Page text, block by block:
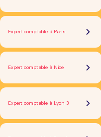
Expert comptable à Paris
Expert comptable à Nice
Expert comptable à Lyon 3